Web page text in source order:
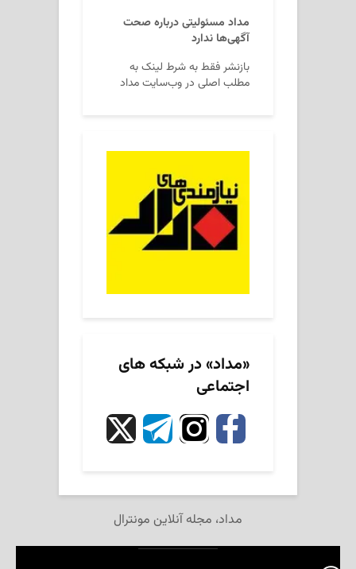
مداد مسئولیتی درباره صحت
آگهی‌ها ندارد
بازنشر فقط به شرط لینک به
مطلب اصلی در وب‌سایت مداد
«مداد» در شبکه های
اجتماعی
مداد، مجله آنلاین مونترال